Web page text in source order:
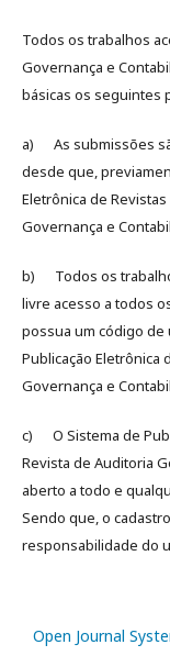
Todos os trabalhos
Governança e
básicas os seguintes
a) As submissões
desde que,
Eletrônica de
Governança e
b) Todos os
livre acesso a todos
possua um código de
Publicação Eletrônica
Governança e
c) O Sistema de
Revista de Auditoria
aberto a todo e
Sendo que, o
responsabilidade do
Open Journal